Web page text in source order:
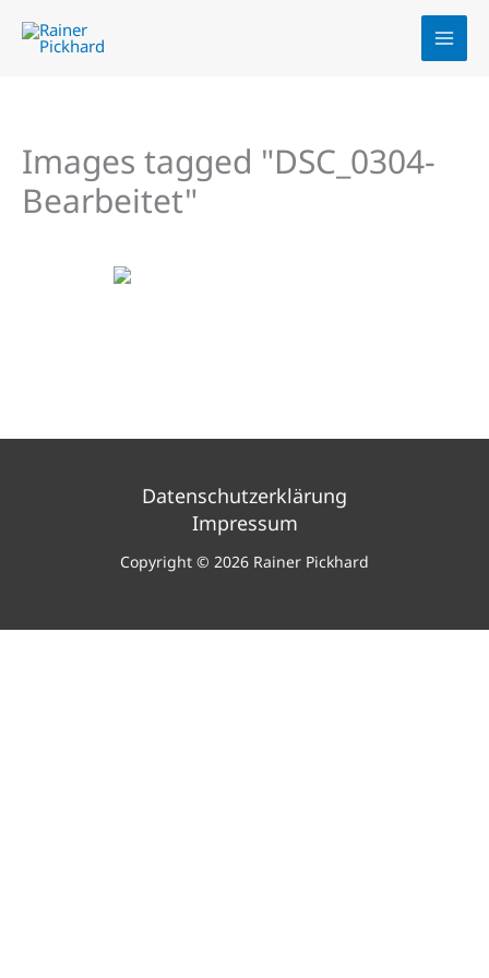
Inhalt
Images tagged "DSC_0304-
Bearbeitet"
Datenschutzerklärung
Impressum
Copyright © 2026 Rainer Pickhard